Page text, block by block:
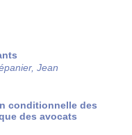
Jean
conditionnelle des
des avocats